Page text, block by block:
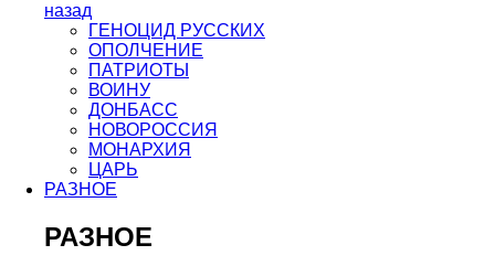
назад
ГЕНОЦИД РУССКИХ
ОПОЛЧЕНИЕ
ПАТРИОТЫ
ВОИНУ
ДОНБАСС
НОВОРОССИЯ
МОНАРХИЯ
ЦАРЬ
РАЗНОЕ
РАЗНОЕ